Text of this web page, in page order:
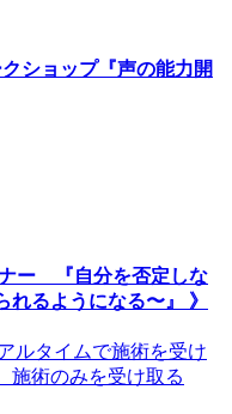
ショップ『声の能力開
ナー 『自分を否定しな
るようになる〜』 》
ルタイムで施術を受け
施術のみを受け取る